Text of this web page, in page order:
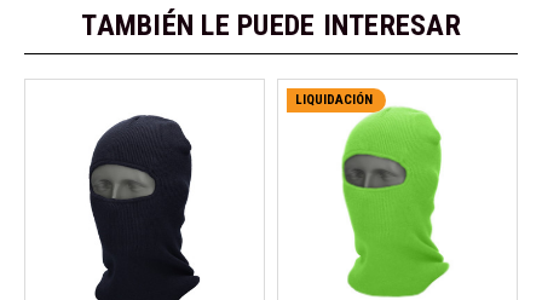
TAMBIÉN LE PUEDE INTERESAR
LIQUIDACIÓN